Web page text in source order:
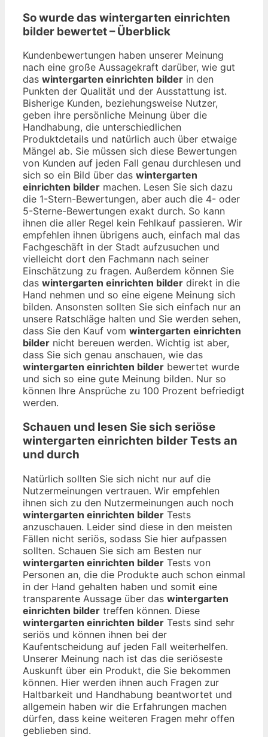
So wurde das wintergarten einrichten
bilder bewertet – Überblick
Kundenbewertungen haben unserer Meinung
nach eine große Aussagekraft darüber, wie gut
das wintergarten einrichten bilder in den
Punkten der Qualität und der Ausstattung ist.
Bisherige Kunden, beziehungsweise Nutzer,
geben ihre persönliche Meinung über die
Handhabung, die unterschiedlichen
Produktdetails und natürlich auch über etwaige
Mängel ab. Sie müssen sich diese Bewertungen
von Kunden auf jeden Fall genau durchlesen und
sich so ein Bild über das wintergarten
einrichten bilder machen. Lesen Sie sich dazu
die 1-Stern-Bewertungen, aber auch die 4- oder
5-Sterne-Bewertungen exakt durch. So kann
ihnen die aller Regel kein Fehlkauf passieren. Wir
empfehlen ihnen übrigens auch, einfach mal das
Fachgeschäft in der Stadt aufzusuchen und
vielleicht dort den Fachmann nach seiner
Einschätzung zu fragen. Außerdem können Sie
das wintergarten einrichten bilder direkt in die
Hand nehmen und so eine eigene Meinung sich
bilden. Ansonsten sollten Sie sich einfach nur an
unsere Ratschläge halten und Sie werden sehen,
dass Sie den Kauf vom wintergarten einrichten
bilder nicht bereuen werden. Wichtig ist aber,
dass Sie sich genau anschauen, wie das
wintergarten einrichten bilder bewertet wurde
und sich so eine gute Meinung bilden. Nur so
können Ihre Ansprüche zu 100 Prozent befriedigt
werden.
Schauen und lesen Sie sich seriöse
wintergarten einrichten bilderTests an
und durch
Natürlich sollten Sie sich nicht nur auf die
Nutzermeinungen vertrauen. Wir empfehlen
ihnen sich zu den Nutzermeinungen auch noch
wintergarten einrichten bilder Tests
anzuschauen. Leider sind diese in den meisten
Fällen nicht seriös, sodass Sie hier aufpassen
sollten. Schauen Sie sich am Besten nur
wintergarten einrichten bilder Tests von
Personen an, die die Produkte auch schon einmal
in der Hand gehalten haben und somit eine
transparente Aussage über das wintergarten
einrichten bilder treffen können. Diese
wintergarten einrichten bilder Tests sind sehr
seriös und können ihnen bei der
Kaufentscheidung auf jeden Fall weiterhelfen.
Unserer Meinung nach ist das die seriöseste
Auskunft über ein Produkt, die Sie bekommen
können. Hier werden ihnen auch Fragen zur
Haltbarkeit und Handhabung beantwortet und
allgemein haben wir die Erfahrungen machen
dürfen, dass keine weiteren Fragen mehr offen
geblieben sind.